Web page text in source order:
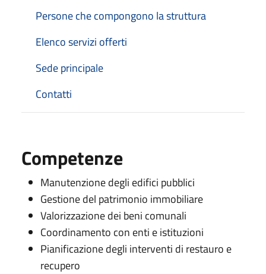
Persone che compongono la struttura
Elenco servizi offerti
Sede principale
Contatti
Competenze
Manutenzione degli edifici pubblici
Gestione del patrimonio immobiliare
Valorizzazione dei beni comunali
Coordinamento con enti e istituzioni
Pianificazione degli interventi di restauro e
recupero